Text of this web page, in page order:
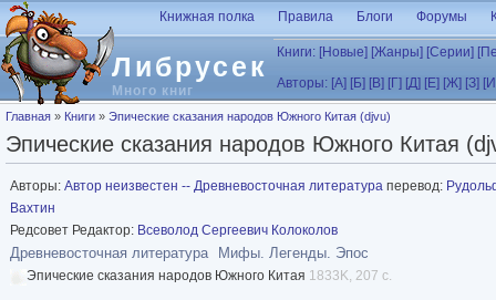
Перейти к основному содержанию
Либрусек
Много книг
Книжная полка Правила Блоги Форумы
Книги: [Новые] [Жанры] [Серии]
Авторы: [А] [Б] [В] [Г] [Д] [Е] [Ж] [З]
Вы здесь
Главная » Книги » Эпические сказания народов Южного Китая (djvu)
Эпические сказания народов Южного Китая
Авторы: Автор неизвестен -- Древневосточная литература перевод:
Вахтин
Редсовет Редактор: Всеволод Сергеевич Колоколов
Древневосточная литература Мифы. Легенды. Эпос
Эпические сказания народов Южного Китая 1833K, 207 с.